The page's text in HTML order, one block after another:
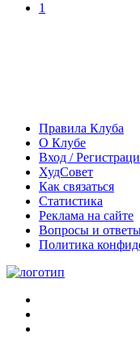
1
Правила Клуба
О Клубе
Вход /
ХудСовет
Как связаться
Статистика
Реклама на сайте
Вопросы и
Политика